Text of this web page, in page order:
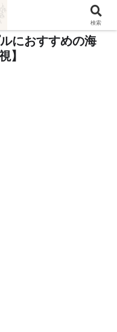
におすすめの海
】
検索